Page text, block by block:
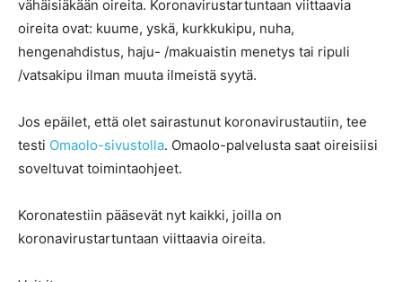
vähäisiäkään oireita. Koronavirustartuntaan viittaavia
oireita ovat: kuume, yskä, kurkkukipu, nuha,
hengenahdistus, haju- /makuaistin menetys tai ripuli
/vatsakipu ilman muuta ilmeistä syytä.
Jos epäilet, että olet sairastunut koronavirustautiin, tee
testi Omaolo-sivustolla. Omaolo-palvelusta saat oireisiisi
soveltuvat toimintaohjeet.
Koronatestiin pääsevät nyt kaikki, joilla on
koronavirustartuntaan viittaavia oireita.